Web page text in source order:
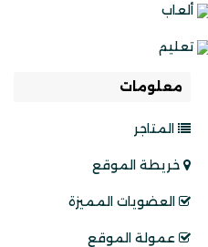
ألعاب
تعليم
معلومات
المتاجر
خريطة الموقع
العضويات المميزة
عمولة الموقع